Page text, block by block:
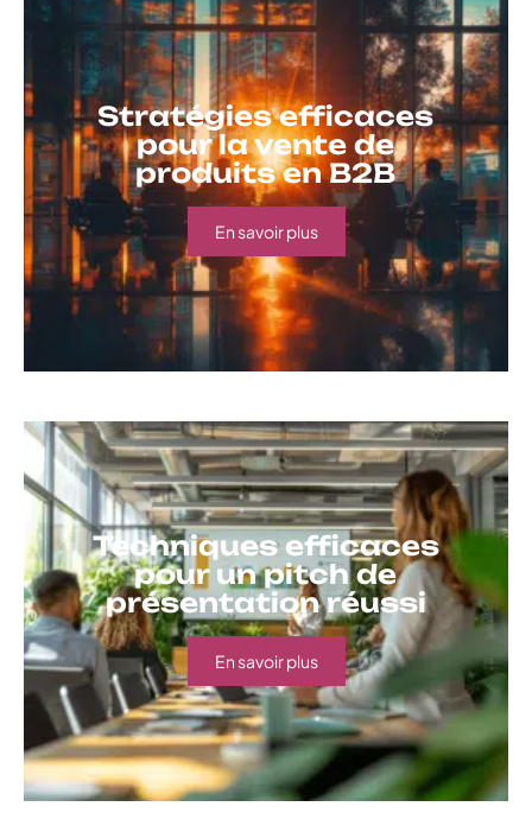
Stratégies efficaces
pour la vente de
produits en B2B
En savoir plus
Techniques efficaces
pour un pitch de
présentation réussi
En savoir plus